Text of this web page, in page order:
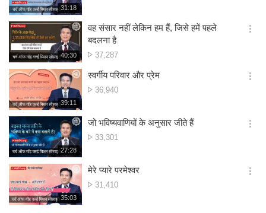
재
생
시
간
31:18
기
재
생
시
간
40:30
वह संसार नहीं लेकिन हम हैं, जिसे हमें पहले
बदलना है
दृश्य
37,287
옵
기
재
생
시
간
39:11
स्वर्गीय परिवार और प्रेम
दृश्य
36,940
옵
기
재
생
시
간
27:28
जो भविष्यवाणियों के अनुसार जीते हैं
दृश्य
33,301
옵
기
재
생
35:03
मेरे प्यारे परमेश्वर
दृश्य
31,410
옵